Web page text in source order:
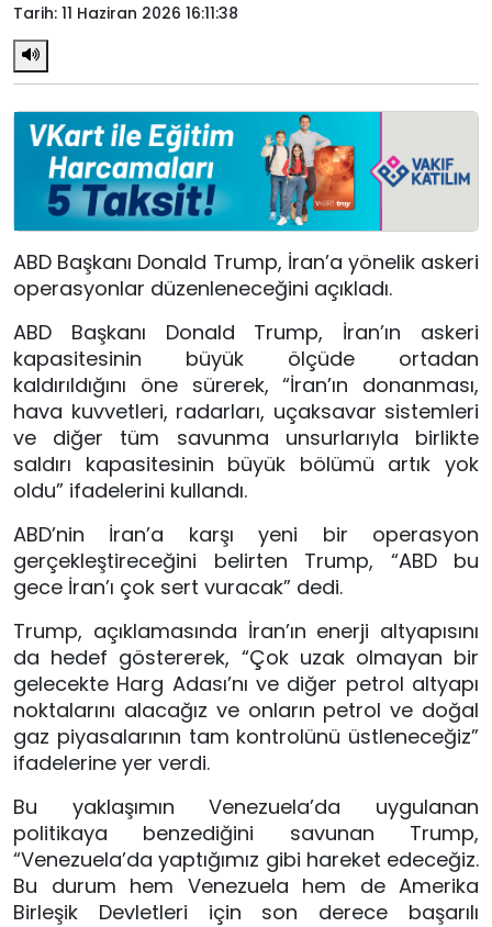
Tarih: 11 Haziran 2026 16:11:38
ABD Başkanı Donald Trump, İran’a yönelik askeri
operasyonlar düzenleneceğini açıkladı.
ABD Başkanı Donald Trump, İran’ın askeri
kapasitesinin büyük ölçüde ortadan
kaldırıldığını öne sürerek, “İran’ın donanması,
hava kuvvetleri, radarları, uçaksavar sistemleri
ve diğer tüm savunma unsurlarıyla birlikte
saldırı kapasitesinin büyük bölümü artık yok
oldu” ifadelerini kullandı.
ABD’nin İran’a karşı yeni bir operasyon
gerçekleştireceğini belirten Trump, “ABD bu
gece İran’ı çok sert vuracak” dedi.
Trump, açıklamasında İran’ın enerji altyapısını
da hedef göstererek, “Çok uzak olmayan bir
gelecekte Harg Adası’nı ve diğer petrol altyapı
noktalarını alacağız ve onların petrol ve doğal
gaz piyasalarının tam kontrolünü üstleneceğiz”
ifadelerine yer verdi.
Bu yaklaşımın Venezuela’da uygulanan
politikaya benzediğini savunan Trump,
“Venezuela’da yaptığımız gibi hareket edeceğiz.
Bu durum hem Venezuela hem de Amerika
Birleşik Devletleri için son derece başarılı